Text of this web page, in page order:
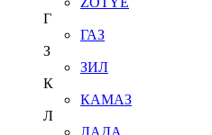
Г
ГАЗ
З
ЗИЛ
К
КАМАЗ
Л
ЛАДА